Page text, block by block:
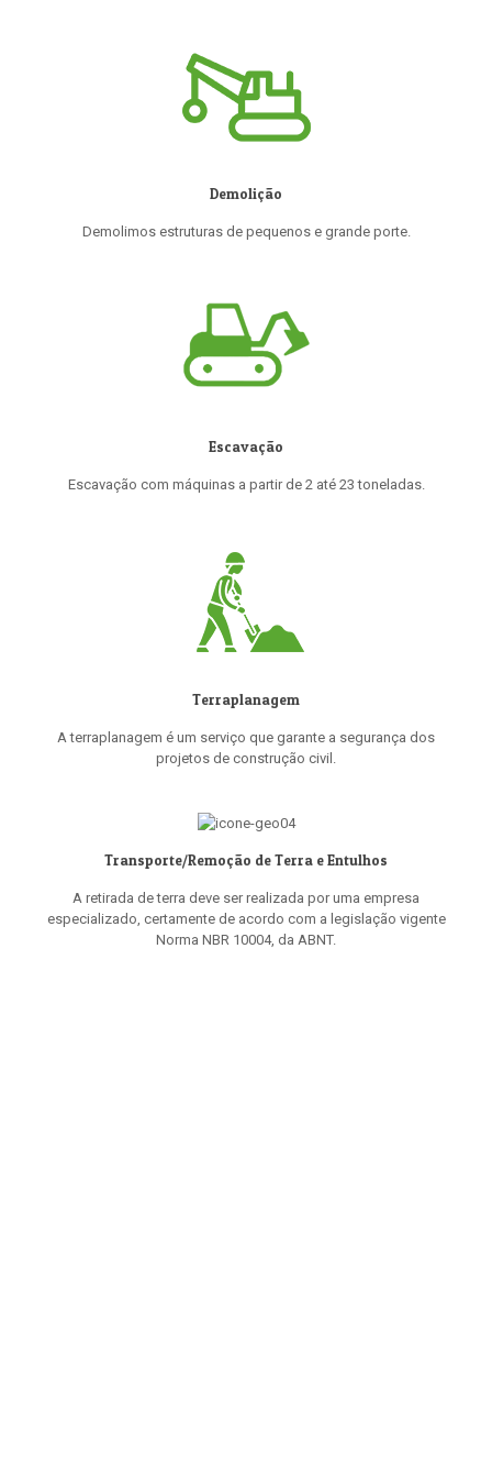
Demolição
Demolimos estruturas de pequenos e grande porte.
Escavação
Escavação com máquinas a partir de 2 até 23 toneladas.
Terraplanagem
A terraplanagem é um serviço que garante a segurança dos
projetos de construção civil.
Transporte/Remoção de Terra e Entulhos
A retirada de terra deve ser realizada por uma empresa
especializado, certamente de acordo com a legislação vigente
Norma NBR 10004, da ABNT.